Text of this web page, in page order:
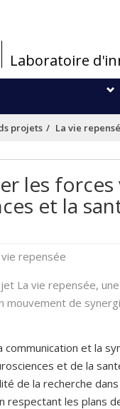
/Laboratoire
projets La vie
les forces
et la
vie repensée
La vie repensée,
mouvement de
communication et la
et de la
de la recherche
respectant les plans